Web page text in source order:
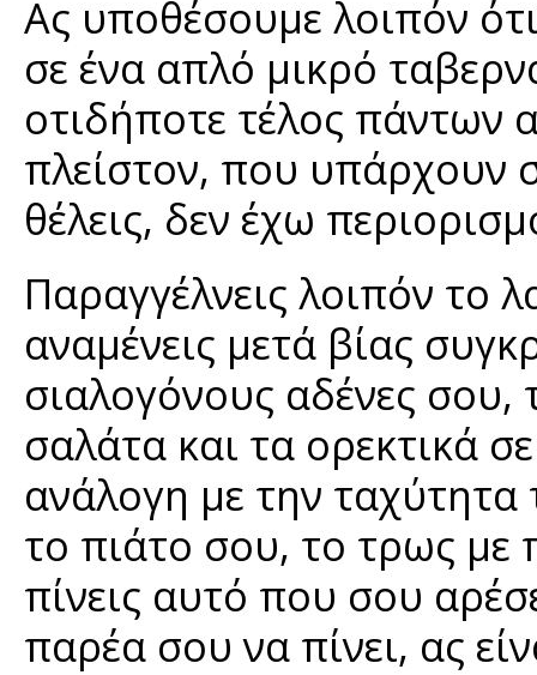
Ας υποθέσουμε λοιπόν
σε ένα απλό μικρό
οτιδήποτε τέλος πάντων
πλείστον, που υπάρχουν
θέλεις, δεν έχω
Παραγγέλνεις λοιπόν το
αναμένεις μετά βίας
σιαλογόνους αδένες σου,
σαλάτα και τα ορεκτικά
ανάλογη με την ταχύτητα
το πιάτο σου, το τρως
πίνεις αυτό που σου
παρέα σου να πίνει, ας